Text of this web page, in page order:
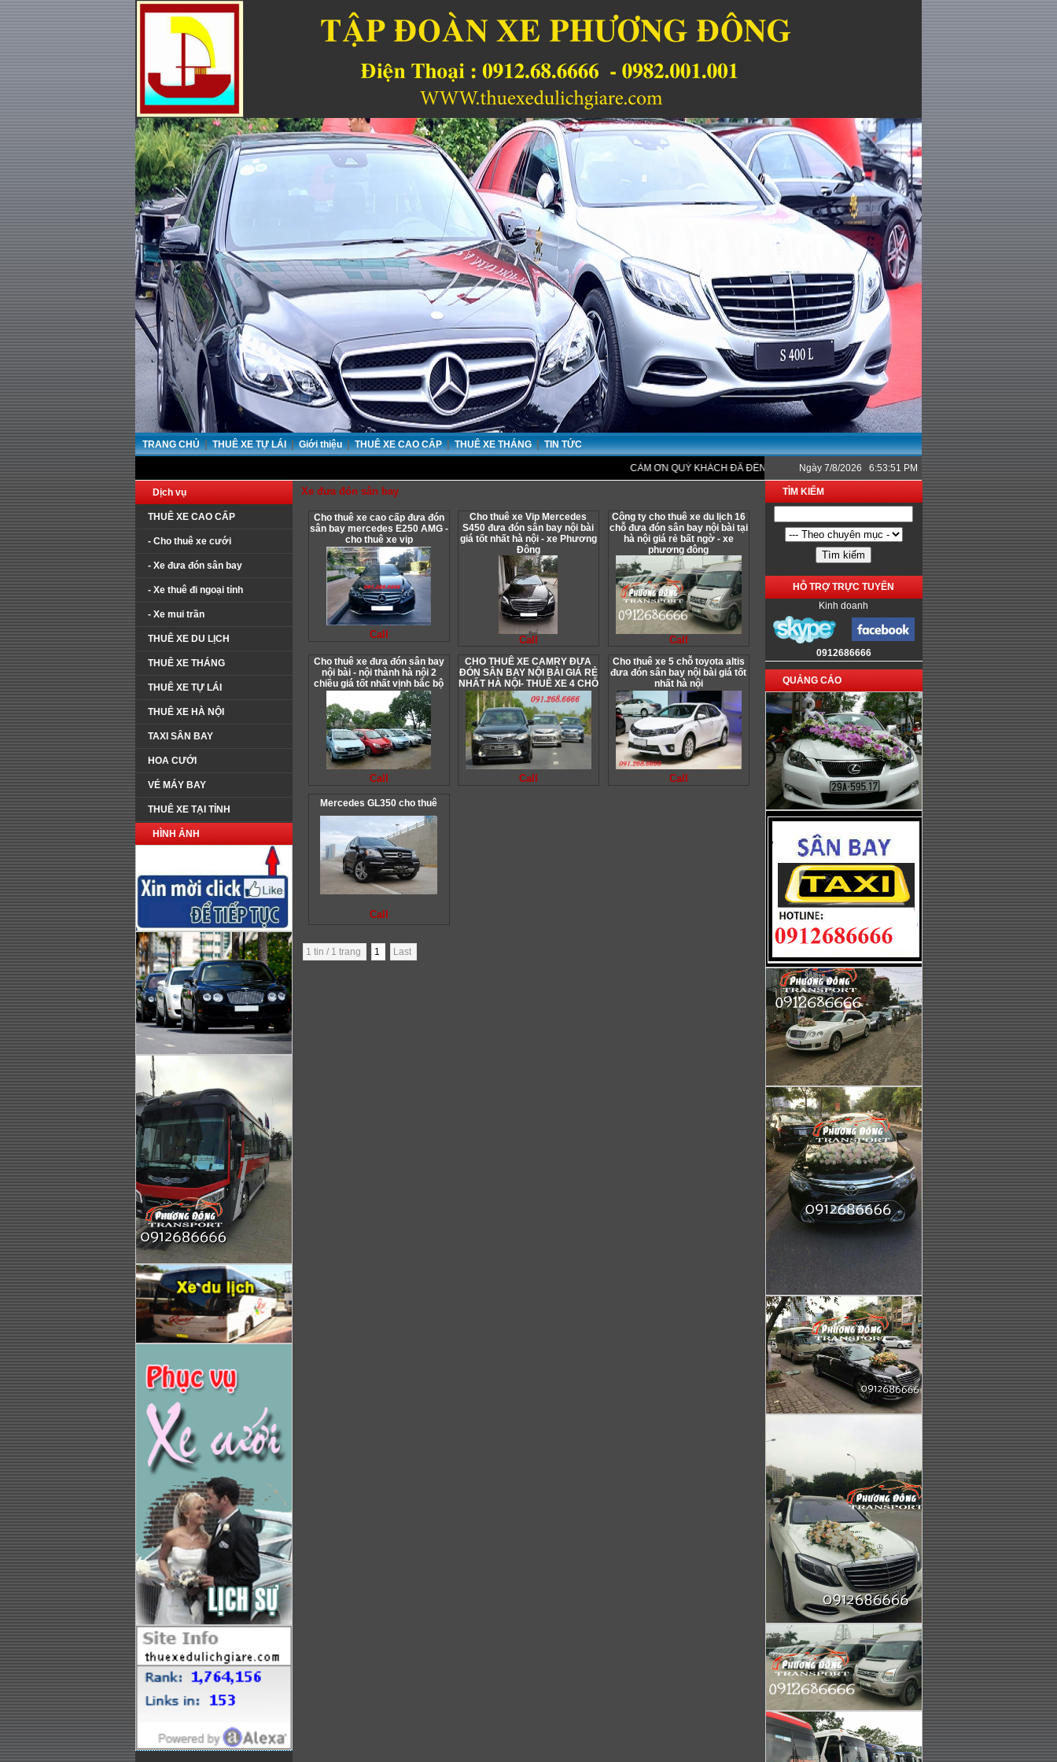
TRANG CHỦ | THUÊ XE TỰ LÁI | Giới thiệu | THUÊ XE CAO CẤP | THUÊ XE THÁNG | TIN TỨC
CẢM ƠN QUÝ KHÁCH ĐÃ ĐẾN VỚI CÔNG TY CHÚNG TÔI.
Ngày 7/8/2026 6:53:51 PM
Dịch vụ
THUÊ XE CAO CẤP
- Cho thuê xe cưới
- Xe đưa đón sân bay
- Xe thuê đi ngoại tỉnh
- Xe mui trần
THUÊ XE DU LỊCH
THUÊ XE THÁNG
THUÊ XE TỰ LÁI
THUÊ XE HÀ NỘI
TAXI SÂN BAY
HOA CƯỚI
VÉ MÁY BAY
THUÊ XE TẠI TỈNH
HÌNH ẢNH
Xe đưa đón sân bay
Cho thuê xe cao cấp đưa đón
sân bay mercedes E250 AMG -
cho thuê xe vip
Call
Cho thuê xe Vip Mercedes
S450 đưa đón sân bay nội bài
giá tốt nhất hà nội - xe Phương
Đông
Call
Công ty cho thuê xe du lịch 16
chỗ đưa đón sân bay nội bài tại
hà nội giá rẻ bất ngờ - xe
phương đông
Call
Cho thuê xe đưa đón sân bay
nội bài - nội thành hà nội 2
chiều giá tốt nhất vịnh bắc bộ
Call
CHO THUÊ XE CAMRY ĐƯA
ĐÓN SÂN BAY NỘI BÀI GIÁ RẺ
NHẤT HÀ NỘI- THUÊ XE 4 CHỖ
Call
Cho thuê xe 5 chỗ toyota altis
đưa đón sân bay nội bài giá tốt
nhất hà nội
Call
Mercedes GL350 cho thuê
Call
1 tin / 1 trang 1 Last
TÌM KIẾM
HỖ TRỢ TRỰC TUYẾN
Kinh doanh
0912686666
QUẢNG CÁO